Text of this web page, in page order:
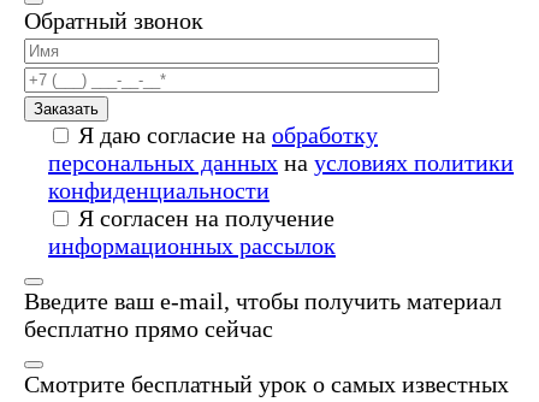
Обратный звонок
Заказать
Я даю согласие на обработку
персональных данных на условиях политики
конфиденциальности
Я согласен на получение
информационных рассылок
Введите ваш e-mail, чтобы получить материал
бесплатно прямо сейчас
Смотрите бесплатный урок о самых известных